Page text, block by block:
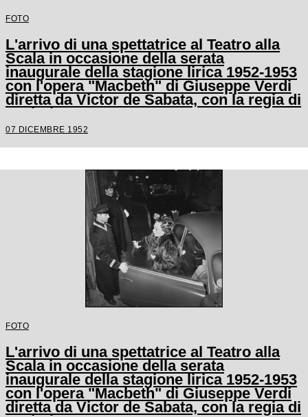
FOTO
L'arrivo di una spettatrice al Teatro alla
Scala in occasione della serata
inaugurale della stagione lirica 1952-1953
con l'opera "Macbeth" di Giuseppe Verdi
diretta da Victor de Sabata, con la regia di
Carl Ebert
07 DICEMBRE 1952
FOTO
L'arrivo di una spettatrice al Teatro alla
Scala in occasione della serata
inaugurale della stagione lirica 1952-1953
con l'opera "Macbeth" di Giuseppe Verdi
diretta da Victor de Sabata, con la regia di